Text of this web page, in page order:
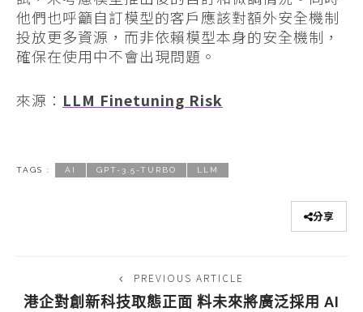
他們也呼籲自訂模型的客戶應該對額外安全機制
投放更多資源，而非依賴模型本身的安全機制，
確保在使用中不會出現問題。
來源： LLM Finetuning Risk
TAGS : AI GPT-3.5-TURBO LLM
分享
PREVIOUS ARTICLE
港企對創新科技取態正面 料未來將廣泛採用 AI